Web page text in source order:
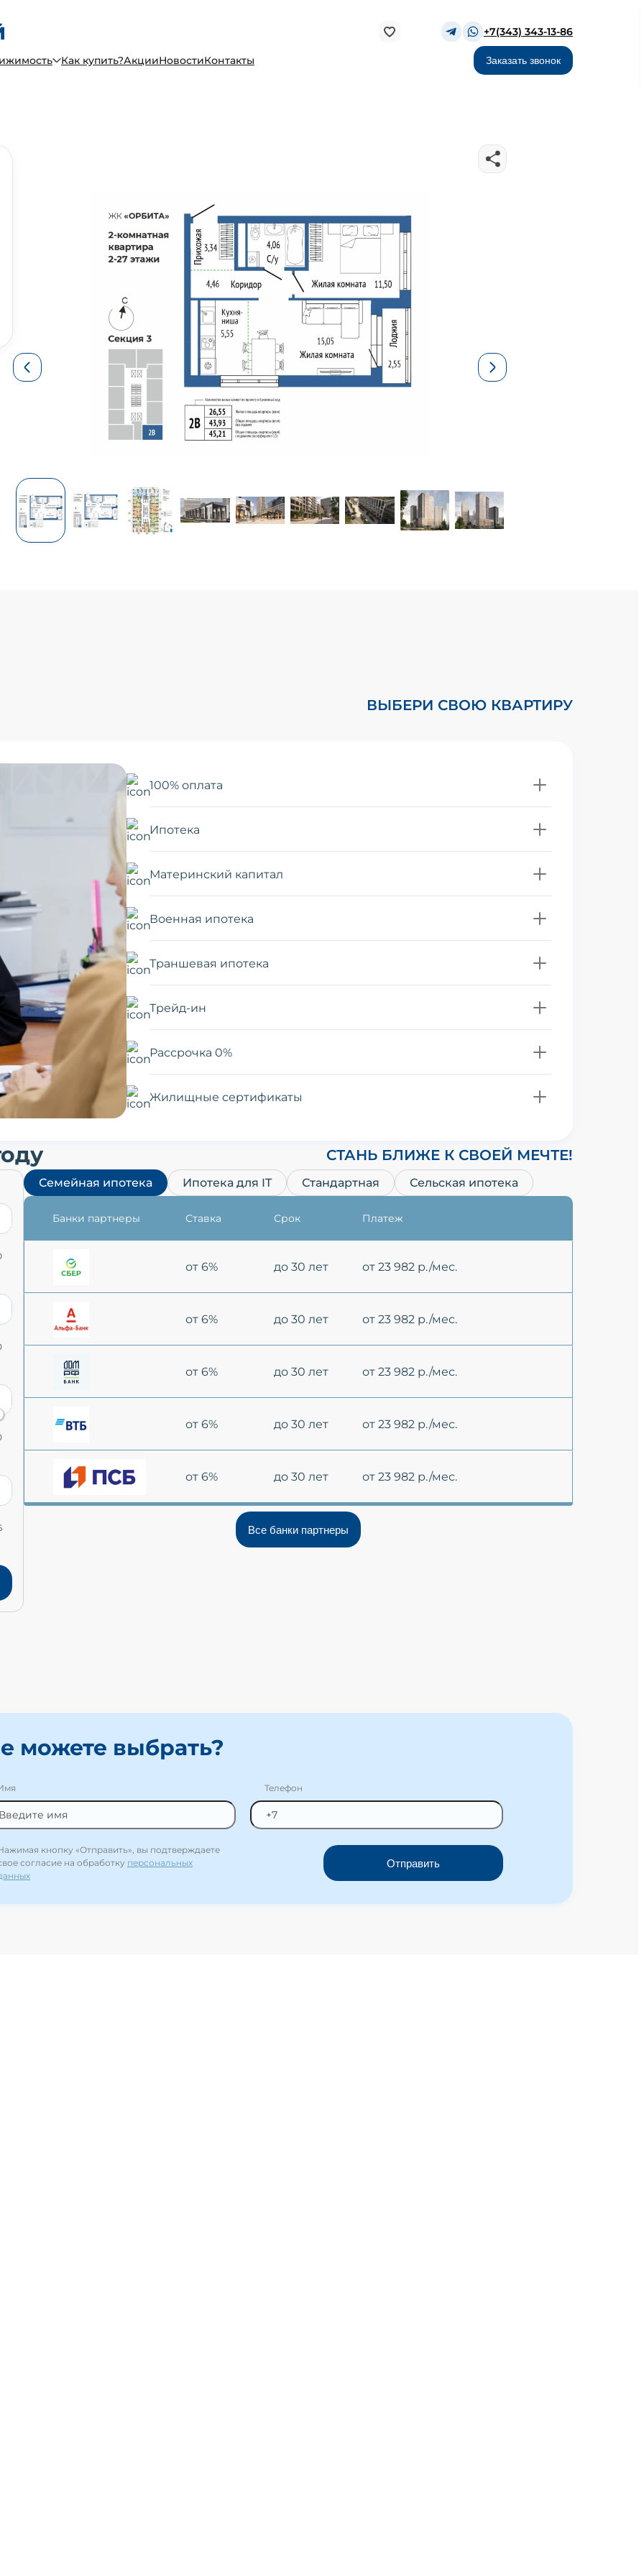
+7(343) 343-13-86
Как купить?АкцииНовостиКонтакты Заказать звонок
ВЫБЕРИ СВОЮ КВАРТИРУ
100% оплата
Ипотека
Материнский капитал
Военная ипотека
Траншевая ипотека
Трейд-ин
Рассрочка 0%
Жилищные сертификаты
СТАНЬ БЛИЖЕ К СВОЕЙ МЕЧТЕ!
Семейная ипотека Ипотека для IT Стандартная Сельская ипотека
Банки партнеры Ставка Срок Платеж
от 6% до 30 лет от 23 982 р./мес.
от 6% до 30 лет от 23 982 р./мес.
от 6% до 30 лет от 23 982 р./мес.
от 6% до 30 лет от 23 982 р./мес.
от 6% до 30 лет от 23 982 р./мес.
Все банки партнеры
можете выбрать?
Телефон
кнопку «Отправить», вы подтверждаете
согласие на обработку персональных
Отправить